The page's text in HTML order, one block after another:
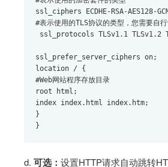
ssl_ciphers ECDHE-RSA-AES128-
#表示使用的TLS协议的类型，您需要自
ssl_protocols TLSv1.1 TLSv1.2
ssl_prefer_server_ciphers on;
location / {
#Web网站程序存放目录
root html;
index index.html index.htm;
}
}
d. 可选： 设置HTTP请求自动跳转